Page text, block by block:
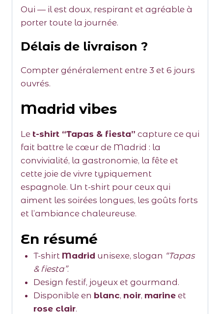
Oui — il est doux, respirant et agréable à
porter toute la journée.
Délais de livraison ?
Compter généralement entre 3 et 6 jours
ouvrés.
Madrid vibes
Le t-shirt “Tapas & fiesta” capture ce qui
fait battre le cœur de Madrid : la
convivialité, la gastronomie, la fête et
cette joie de vivre typiquement
espagnole. Un t-shirt pour ceux qui
aiment les soirées longues, les goûts forts
et l’ambiance chaleureuse.
En résumé
T-shirt Madrid unisexe, slogan “Tapas
& fiesta”.
Design festif, joyeux et gourmand.
Disponible en blanc, noir, marineet
rose clair.